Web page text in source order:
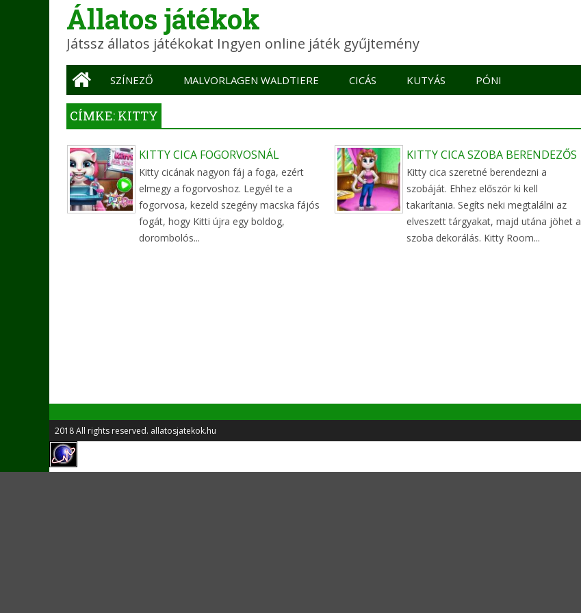
Állatos játékok
Játssz állatos játékokat Ingyen online játék gyűjtemény
Main menu
SZÍNEZŐ MALVORLAGEN WALDTIERE CICÁS KUTYÁS PÓNI
CÍMKE: KITTY
KITTY CICA FOGORVOSNÁL
Kitty cicának nagyon fáj a foga, ezért
elmegy a fogorvoshoz. Legyél te a
fogorvosa, kezeld szegény macska fájós
fogát, hogy Kitti újra egy boldog,
dorombolós...
KITTY CICA SZOBA BERENDEZŐS
Kitty cica szeretné berendezni a
szobáját. Ehhez először ki kell
takarítania. Segíts neki megtalálni az
elveszett tárgyakat, majd utána jöhet a
szoba dekorálás. Kitty Room...
2018 All rights reserved. allatosjatekok.hu